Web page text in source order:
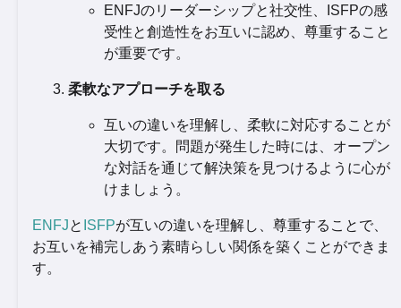
ENFJのリーダーシップと社交性、ISFPの感
受性と創造性をお互いに認め、尊重すること
が重要です。
柔軟なアプローチを取る
互いの違いを理解し、柔軟に対応することが
大切です。問題が発生した時には、オープン
な対話を通じて解決策を見つけるように心が
けましょう。
ENFJと ISFPが互いの違いを理解し、尊重することで、
お互いを補完しあう素晴らしい関係を築くことができま
す。